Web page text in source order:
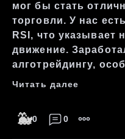
мог бы стать
торговли. У нас
RSI, что указывает
движение.
алготрейдингу,
Читать далее
🐳0 0